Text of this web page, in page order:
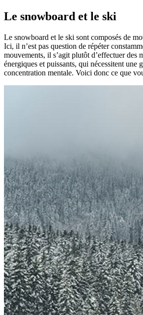
Le snowboard et le ski
Le snowboard et le ski sont composés de
Ici, il n’est pas question de répéter
mouvements, il s’agit plutôt d’effectuer des
énergiques et puissants, qui nécessitent une
concentration mentale. Voici donc ce que